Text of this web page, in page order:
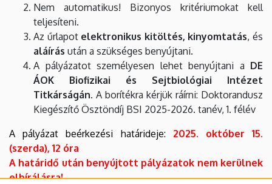
Sejtbiológiai
Intézet
Nem automatikus! Bizonyos kritériumokat kell
teljesíteni.
Az űrlapot elektronikus kitöltés, kinyomtatás, és
aláírás után a szükséges benyújtani.
A pályázatot személyesen lehet benyújtani a DE
ÁOK Biofizikai és Sejtbiológiai Intézet
Titkárságán. A borítékra kérjük ráírni: Doktorandusz
Kiegészítő Ösztöndíj BSI 2025-2026. tanév, 1. félév
A pályázat beérkezési határideje: 2025. október 15.
(szerda), 12 óra
A határidő után benyújtott pályázatok nem kerülnek
elbírálásra!